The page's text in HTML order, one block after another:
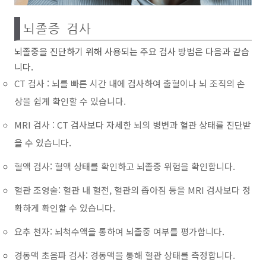
뇌졸증 검사
뇌졸중을 진단하기 위해 사용되는 주요 검사 방법은 다음과 같습
니다.
CT 검사 : 뇌를 빠른 시간 내에 검사하여 출혈이나 뇌 조직의 손
상을 쉽게 확인할 수 있습니다.
MRI 검사 : CT 검사보다 자세한 뇌의 병변과 혈관 상태를 진단받
을 수 있습니다.
혈액 검사: 혈액 상태를 확인하고 뇌졸중 위험을 확인합니다.
혈관 조영술: 혈관 내 혈전, 혈관의 좁아짐 등을 MRI 검사보다 정
확하게 확인할 수 있습니다.
요추 천자: 뇌척수액을 통하여 뇌졸중 여부를 평가합니다.
경동맥 초음파 검사: 경동맥을 통해 혈관 상태를 측정합니다.